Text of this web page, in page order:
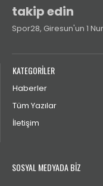
takip edin
Spor28, Giresun'un 1
KATEGORİLER
Haberler
Tüm Yazılar
İletişim
SOSYAL MEDYADA BİZ